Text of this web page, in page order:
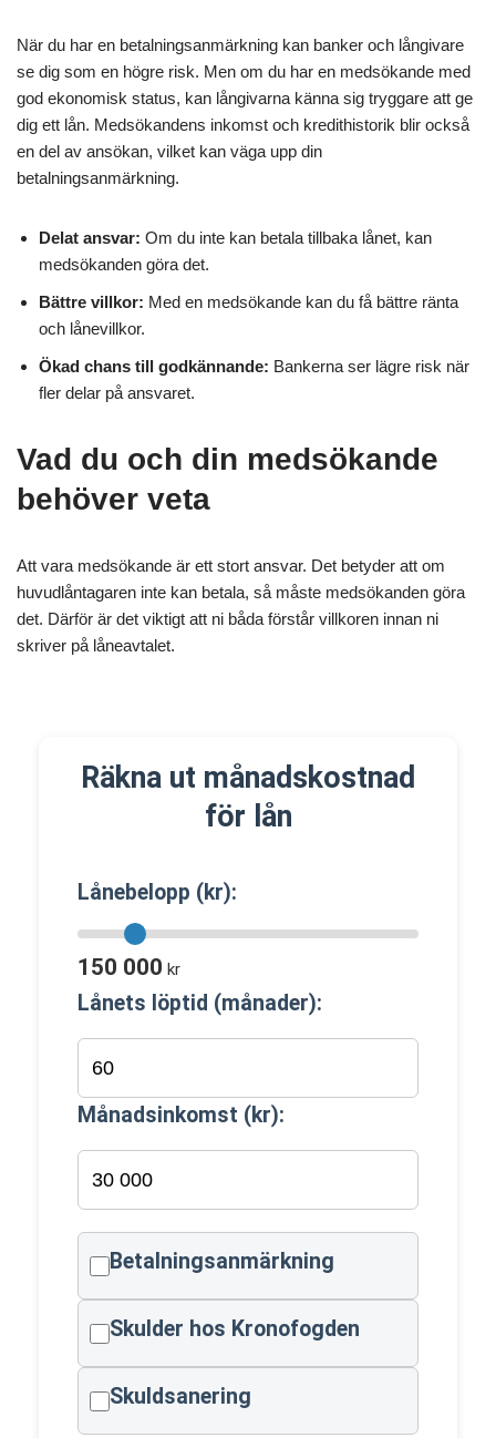
När du har en betalningsanmärkning kan banker och långivare
se dig som en högre risk. Men om du har en medsökande med
god ekonomisk status, kan långivarna känna sig tryggare att ge
dig ett lån. Medsökandens inkomst och kredithistorik blir också
en del av ansökan, vilket kan väga upp din
betalningsanmärkning.
Delat ansvar: Om du inte kan betala tillbaka lånet, kan
medsökanden göra det.
Bättre villkor: Med en medsökande kan du få bättre ränta
och lånevillkor.
Ökad chans till godkännande: Bankerna ser lägre risk när
fler delar på ansvaret.
Vad du och din medsökande
behöver veta
Att vara medsökande är ett stort ansvar. Det betyder att om
huvudlåntagaren inte kan betala, så måste medsökanden göra
det. Därför är det viktigt att ni båda förstår villkoren innan ni
skriver på låneavtalet.
Räkna ut månadskostnad
för lån
Lånebelopp (kr):
150 000 kr
Lånets löptid (månader):
Månadsinkomst (kr):
Betalningsanmärkning
Skulder hos Kronofogden
Skuldsanering